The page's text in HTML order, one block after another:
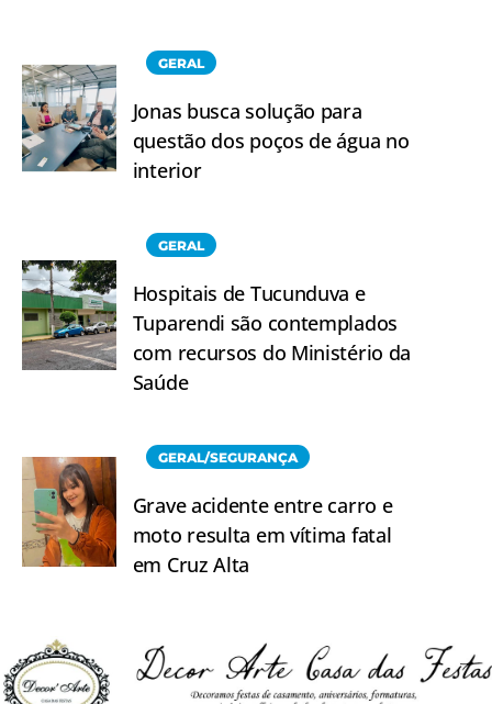
GERAL
Jonas busca solução para
questão dos poços de água no
interior
GERAL
Hospitais de Tucunduva e
Tuparendi são contemplados
com recursos do Ministério da
Saúde
GERAL/SEGURANÇA
Grave acidente entre carro e
moto resulta em vítima fatal
em Cruz Alta